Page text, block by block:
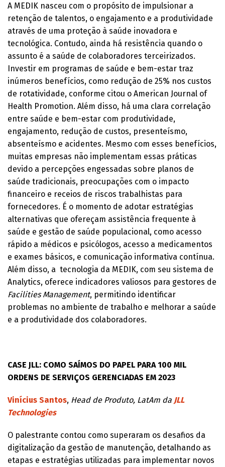
A MEDIK nasceu com o propósito de impulsionar a
retenção de talentos, o engajamento e a produtividade
através de uma proteção à saúde inovadora e
tecnológica. Contudo, ainda há resistência quando o
assunto é a saúde de colaboradores terceirizados.
Investir em programas de saúde e bem-estar traz
inúmeros benefícios, como redução de 25% nos custos
de rotatividade, conforme citou o American Journal of
Health Promotion. Além disso, há uma clara correlação
entre saúde e bem-estar com produtividade,
engajamento, redução de custos, presenteísmo,
absenteísmo e acidentes. Mesmo com esses benefícios,
muitas empresas não implementam essas práticas
devido a percepções engessadas sobre planos de
saúde tradicionais, preocupações com o impacto
financeiro e receios de riscos trabalhistas para
fornecedores. É o momento de adotar estratégias
alternativas que ofereçam assistência frequente à
saúde e gestão de saúde populacional, como acesso
rápido a médicos e psicólogos, acesso a medicamentos
e exames básicos, e comunicação informativa contínua.
Além disso, a tecnologia da MEDIK, com seu sistema de
Analytics, oferece indicadores valiosos para gestores de
Facilities Management, permitindo identificar
problemas no ambiente de trabalho e melhorar a saúde
e a produtividade dos colaboradores.
CASE JLL: COMO SAÍMOS DO PAPEL PARA 100 MIL
ORDENS DE SERVIÇOS GERENCIADAS EM 2023
Vinícius Santos, Head de Produto, LatAm da JLL
Technologies
O palestrante contou como superaram os desafios da
digitalização da gestão de manutenção, detalhando as
etapas e estratégias utilizadas para implementar novos